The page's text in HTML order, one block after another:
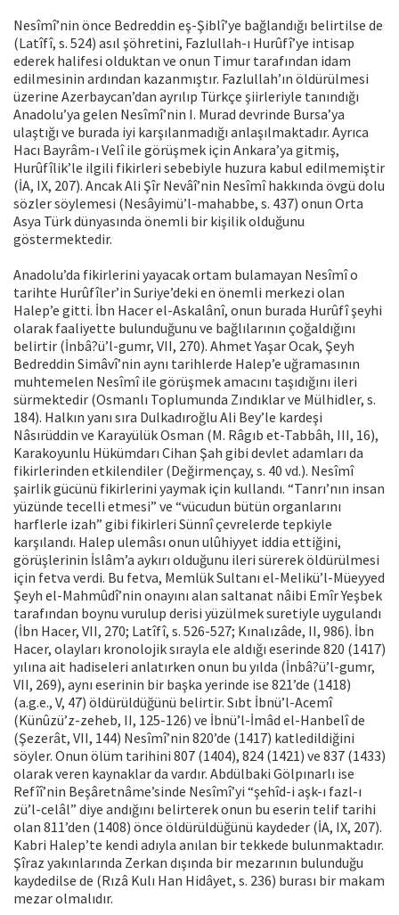
Nesîmî’nin önce Bedreddin eş-Şiblî’ye bağlandığı belirtilse de
(Latîfî, s. 524) asıl şöhretini, Fazlullah-ı Hurûfî’ye intisap
ederek halifesi olduktan ve onun Timur tarafından idam
edilmesinin ardından kazanmıştır. Fazlullah’ın öldürülmesi
üzerine Azerbaycan’dan ayrılıp Türkçe şiirleriyle tanındığı
Anadolu’ya gelen Nesîmî’nin I. Murad devrinde Bursa’ya
ulaştığı ve burada iyi karşılanmadığı anlaşılmaktadır. Ayrıca
Hacı Bayrâm-ı Velî ile görüşmek için Ankara’ya gitmiş,
Hurûfîlik’le ilgili fikirleri sebebiyle huzura kabul edilmemiştir
(İA, IX, 207). Ancak Ali Şîr Nevâî’nin Nesîmî hakkında övgü dolu
sözler söylemesi (Nesâyimü’l-mahabbe, s. 437) onun Orta
Asya Türk dünyasında önemli bir kişilik olduğunu
göstermektedir.
Anadolu’da fikirlerini yayacak ortam bulamayan Nesîmî o
tarihte Hurûfîler’in Suriye’deki en önemli merkezi olan
Halep’e gitti. İbn Hacer el-Askalânî, onun burada Hurûfî şeyhi
olarak faaliyette bulunduğunu ve bağlılarının çoğaldığını
belirtir (İnbâ?ü’l-gumr, VII, 270). Ahmet Yaşar Ocak, Şeyh
Bedreddin Simâvî’nin aynı tarihlerde Halep’e uğramasının
muhtemelen Nesîmî ile görüşmek amacını taşıdığını ileri
sürmektedir (Osmanlı Toplumunda Zındıklar ve Mülhidler, s.
184). Halkın yanı sıra Dulkadıroğlu Ali Bey’le kardeşi
Nâsırüddin ve Karayülük Osman (M. Râgıb et-Tabbâh, III, 16),
Karakoyunlu Hükümdarı Cihan Şah gibi devlet adamları da
fikirlerinden etkilendiler (Değirmençay, s. 40 vd.). Nesîmî
şairlik gücünü fikirlerini yaymak için kullandı. “Tanrı’nın insan
yüzünde tecelli etmesi” ve “vücudun bütün organlarını
harflerle izah” gibi fikirleri Sünnî çevrelerde tepkiyle
karşılandı. Halep ulemâsı onun ulûhiyyet iddia ettiğini,
görüşlerinin İslâm’a aykırı olduğunu ileri sürerek öldürülmesi
için fetva verdi. Bu fetva, Memlük Sultanı el-Melikü’l-Müeyyed
Şeyh el-Mahmûdî’nin onayını alan saltanat nâibi Emîr Yeşbek
tarafından boynu vurulup derisi yüzülmek suretiyle uygulandı
(İbn Hacer, VII, 270; Latîfî, s. 526-527; Kınalızâde, II, 986). İbn
Hacer, olayları kronolojik sırayla ele aldığı eserinde 820 (1417)
yılına ait hadiseleri anlatırken onun bu yılda (İnbâ?ü’l-gumr,
VII, 269), aynı eserinin bir başka yerinde ise 821’de (1418)
(a.g.e., V, 47) öldürüldüğünü belirtir. Sıbt İbnü’l-Acemî
(Künûzü’z-zeheb, II, 125-126) ve İbnü’l-İmâd el-Hanbelî de
(Şezerât, VII, 144) Nesîmî’nin 820’de (1417) katledildiğini
söyler. Onun ölüm tarihini 807 (1404), 824 (1421) ve 837 (1433)
olarak veren kaynaklar da vardır. Abdülbaki Gölpınarlı ise
Refîî’nin Beşâretnâme’sinde Nesîmî’yi “şehîd-i aşk-ı fazl-ı
zü’l-celâl” diye andığını belirterek onun bu eserin telif tarihi
olan 811’den (1408) önce öldürüldüğünü kaydeder (İA, IX, 207).
Kabri Halep’te kendi adıyla anılan bir tekkede bulunmaktadır.
Şîraz yakınlarında Zerkan dışında bir mezarının bulunduğu
kaydedilse de (Rızâ Kulı Han Hidâyet, s. 236) burası bir makam
mezar olmalıdır.